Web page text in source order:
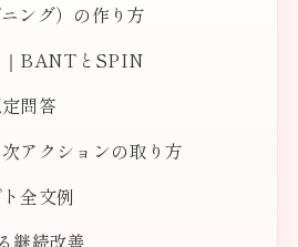
ング）の作り方
｜BANTとSPIN
問答
アクションの取り方
全文例
継続改善